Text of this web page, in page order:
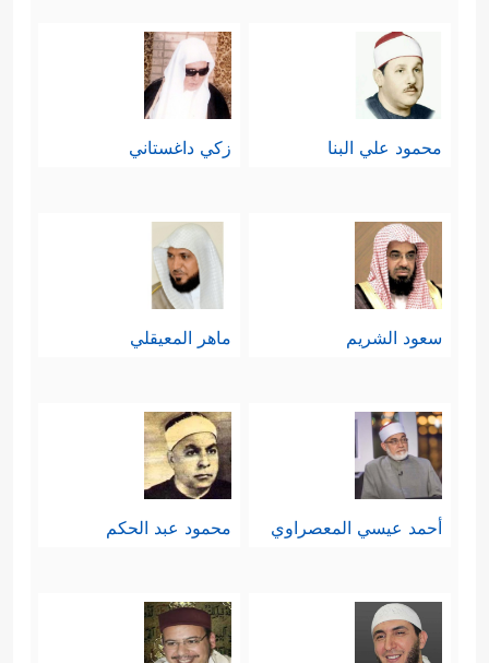
محمود علي البنا زكي داغستاني
سعود الشريم ماهر المعيقلي
أحمد عيسي المعصراوي محمود عبد الحكم